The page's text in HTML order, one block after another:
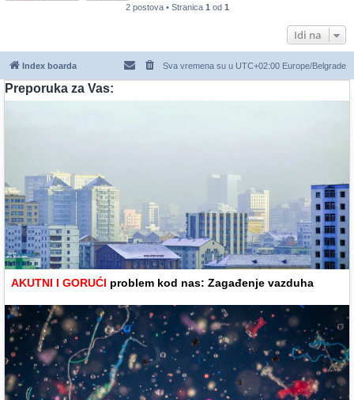
2 postova • Stranica 1 od 1
Idi na
Index boarda Sva vremena su u UTC+02:00 Europe/Belgrade
Preporuka za Vas:
AKUTNI I GORUĆI problem kod nas: Zagađenje vazduha